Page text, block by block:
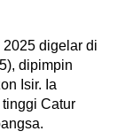
digelar di
dipimpin
Isir. Ia
Catur